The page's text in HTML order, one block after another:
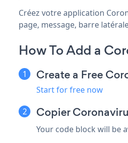
Créez votre application
page, message, barre
How To Add a
Create a Free
Start for free now
Copier
Your code block will be